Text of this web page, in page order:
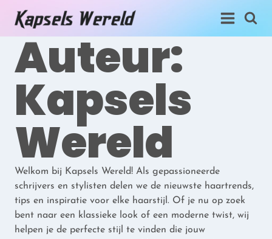
naar
inhoudAuteur:
Kapsels
Wereld
Welkom bij Kapsels Wereld! Als gepassioneerde
schrijvers en stylisten delen we de nieuwste haartrends,
tips en inspiratie voor elke haarstijl. Of je nu op zoek
bent naar een klassieke look of een moderne twist, wij
helpen je de perfecte stijl te vinden die jouw